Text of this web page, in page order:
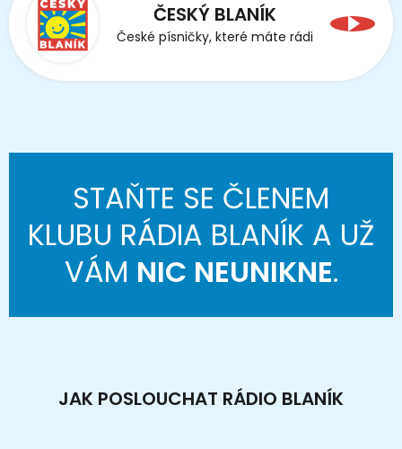
ČESKÝ BLANÍK
České písničky, které máte rádi
STAŇTE SE ČLENEM
KLUBU RÁDIA BLANÍK A UŽ
VÁM NIC NEUNIKNE.
JAK POSLOUCHAT RÁDIO BLANÍK